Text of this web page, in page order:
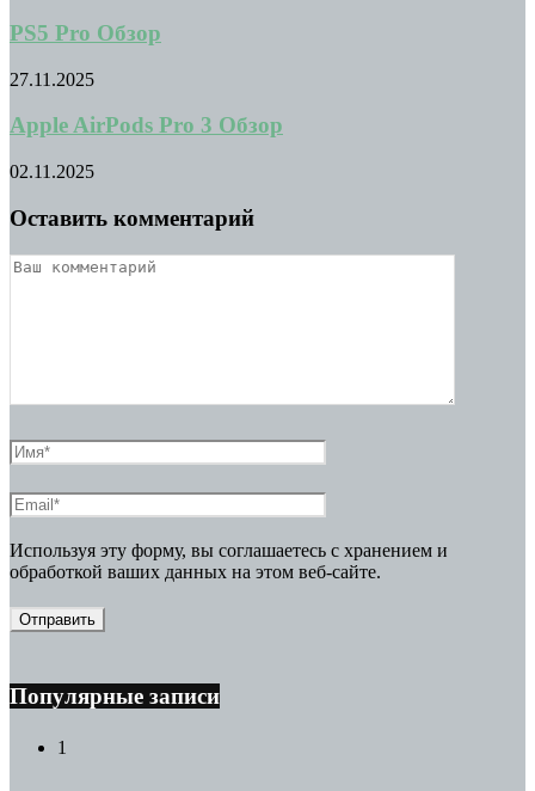
PS5 Pro Обзор
27.11.2025
Apple AirPods Pro 3 Обзор
02.11.2025
Оставить комментарий
Используя эту форму, вы соглашаетесь с хранением и
обработкой ваших данных на этом веб-сайте.
Популярные записи
1